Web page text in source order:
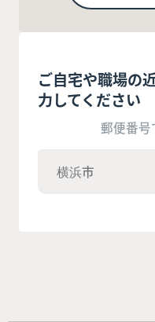
ご自宅や職場の
力してください
郵便番号